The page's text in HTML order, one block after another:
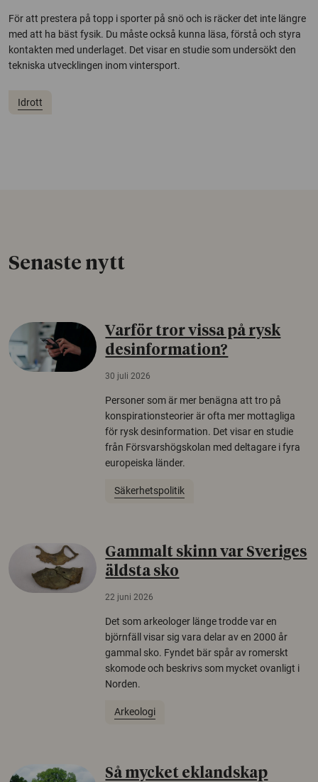
För att prestera på topp i sporter på snö och is räcker det inte längre
med att ha bäst fysik. Du måste också kunna läsa, förstå och styra
kontakten med underlaget. Det visar en studie som undersökt den
tekniska utvecklingen inom vintersport.
Idrott
Senaste nytt
Varför tror vissa på rysk
desinformation?
30 juli 2026
Personer som är mer benägna att tro på
konspirationsteorier är ofta mer mottagliga
för rysk desinformation. Det visar en studie
från Försvarshögskolan med deltagare i fyra
europeiska länder.
Säkerhetspolitik
Gammalt skinn var Sveriges
äldsta sko
22 juni 2026
Det som arkeologer länge trodde var en
björnfäll visar sig vara delar av en 2000 år
gammal sko. Fyndet bär spår av romerskt
skomode och beskrivs som mycket ovanligt i
Norden.
Arkeologi
Så mycket eklandskap